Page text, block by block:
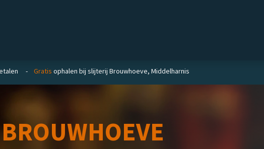
- Gratis ophalen bij slijterij Brouwhoeve, Middelharnis